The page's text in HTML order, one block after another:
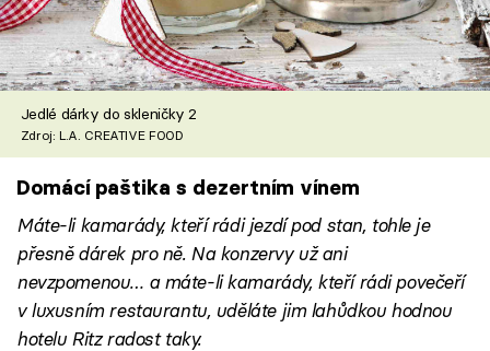
Jedlé dárky do skleničky 2
Zdroj: L.A. CREATIVE FOOD
Domácí paštika s dezertním vínem
Máte-li kamarády, kteří rádi jezdí pod stan, tohle je
přesně dárek pro ně. Na konzervy už ani
nevzpomenou… a máte-li kamarády, kteří rádi povečeří
v luxusním restaurantu, uděláte jim lahůdkou hodnou
hotelu Ritz radost taky.